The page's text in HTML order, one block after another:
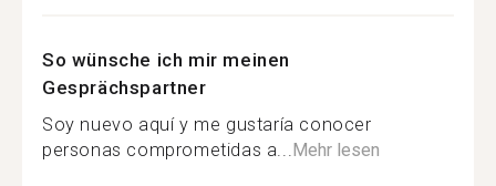
So wünsche ich mir meinen
Gesprächspartner
Soy nuevo aquí y me gustaría conocer
personas comprometidas a...Mehr lesen